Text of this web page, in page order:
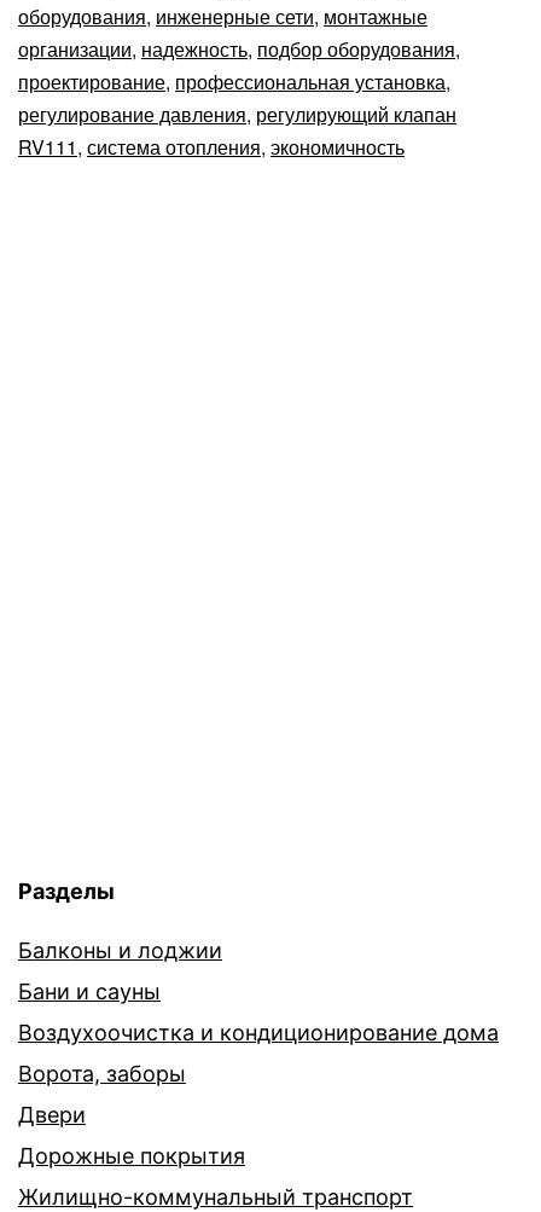
оборудования, инженерные сети, монтажные
организации, надежность, подбор оборудования,
проектирование, профессиональная установка,
регулирование давления, регулирующий клапан
RV111, система отопления, экономичность
Разделы
Балконы и лоджии
Бани и сауны
Воздухоочистка и кондиционирование дома
Ворота, заборы
Двери
Дорожные покрытия
Жилищно-коммунальный транспорт